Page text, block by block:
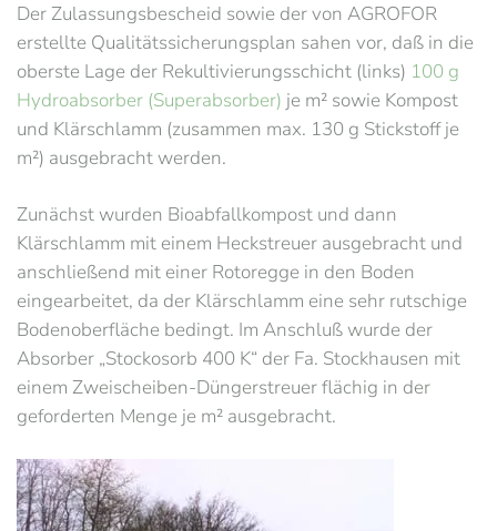
Der Zulassungsbescheid sowie der von AGROFOR
erstellte Qualitätssicherungsplan sahen vor, daß in die
oberste Lage der Rekultivierungsschicht (links) 100 g
Hydroabsorber (Superabsorber) je m² sowie Kompost
und Klärschlamm (zusammen max. 130 g Stickstoff je
m²) ausgebracht werden.
Zunächst wurden Bioabfallkompost und dann
Klärschlamm mit einem Heckstreuer ausgebracht und
anschließend mit einer Rotoregge in den Boden
eingearbeitet, da der Klärschlamm eine sehr rutschige
Bodenoberfläche bedingt. Im Anschluß wurde der
Absorber „Stockosorb 400 K“ der Fa. Stockhausen mit
einem Zweischeiben-Düngerstreuer flächig in der
geforderten Menge je m² ausgebracht.